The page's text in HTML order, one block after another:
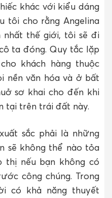
khác với kiểu dáng
tôi cho rằng Angelina
thế giới, tôi sẽ đi
ta đóng. Quy tắc lặp
khách hàng thuộc
nền văn hóa và ở bất
sơ khai cho đến khi
tại trên trái đất này.
sắc phải là những
sẽ không thể nào tỏa
thị nếu bạn không có
công chúng. Trong
có khả năng thuyết